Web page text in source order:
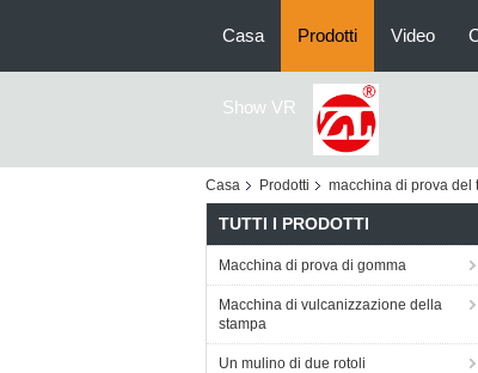
Casa Prodotti Video
Show VR
Casa Prodotti macchina di prova del
TUTTI I PRODOTTI
Macchina di prova di gomma
Macchina di vulcanizzazione della
stampa
Un mulino di due rotoli